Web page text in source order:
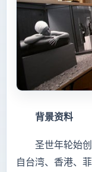
背景资料
圣世年轮始创
自台湾、香港、